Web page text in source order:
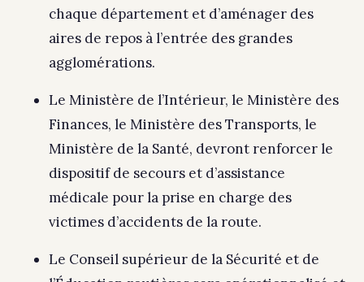
chaque département et d’aménager des
aires de repos à l’entrée des grandes
agglomérations.
Le Ministère de l’Intérieur, le Ministère des
Finances, le Ministère des Transports, le
Ministère de la Santé, devront renforcer le
dispositif de secours et d’assistance
médicale pour la prise en charge des
victimes d’accidents de la route.
Le Conseil supérieur de la Sécurité et de